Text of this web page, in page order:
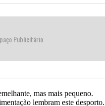
Publicitário
mas mais pequeno.
lembram este desporto.